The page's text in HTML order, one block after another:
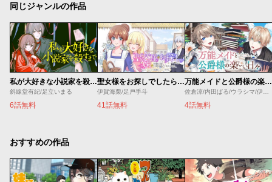
同じジャンルの作品
私が大好きな小説家を殺すまで
斜線堂有紀/足立いまる
6話無料
聖女様をお探しでしたら妹で間違いありません。さあどうぞお連れください、今すぐ。
伊賀海栗/足戸手斗
41話無料
万能メイドと公爵様の楽しい日々
4話無料
おすすめの作品